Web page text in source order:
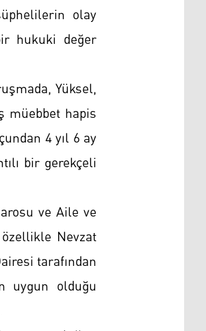
olay
hukuki değer
Yüksel,
müebbet hapis
4 yıl 6 ay
bir gerekçeli
ve Aile ve
Nevzat
tarafından
uygun olduğu